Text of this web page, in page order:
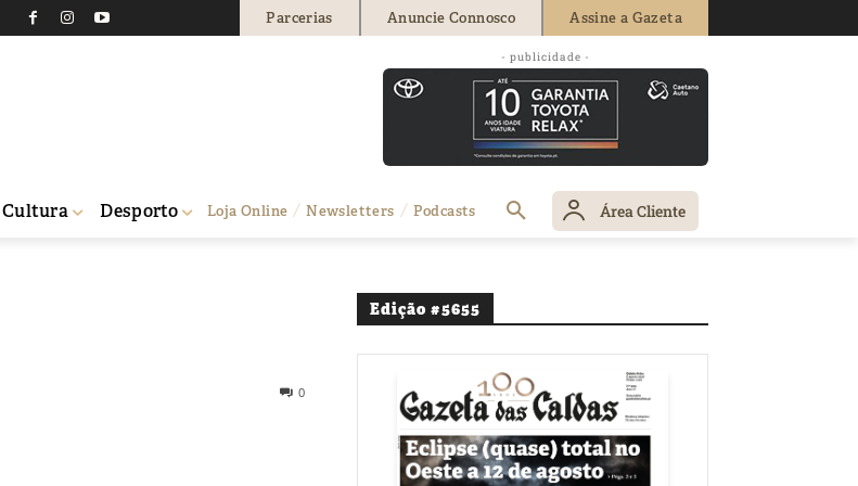
Parcerias Anuncie Connosco Assine a Gazeta
- publicidade -
Cultura Desporto Loja Online Newsletters Podcasts Área Cliente
0
Edição #5655